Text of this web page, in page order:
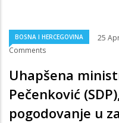
BOSNA I HERCEGOVINA 25
Comments
Uhapšena
Pečenković
pogodovanje u